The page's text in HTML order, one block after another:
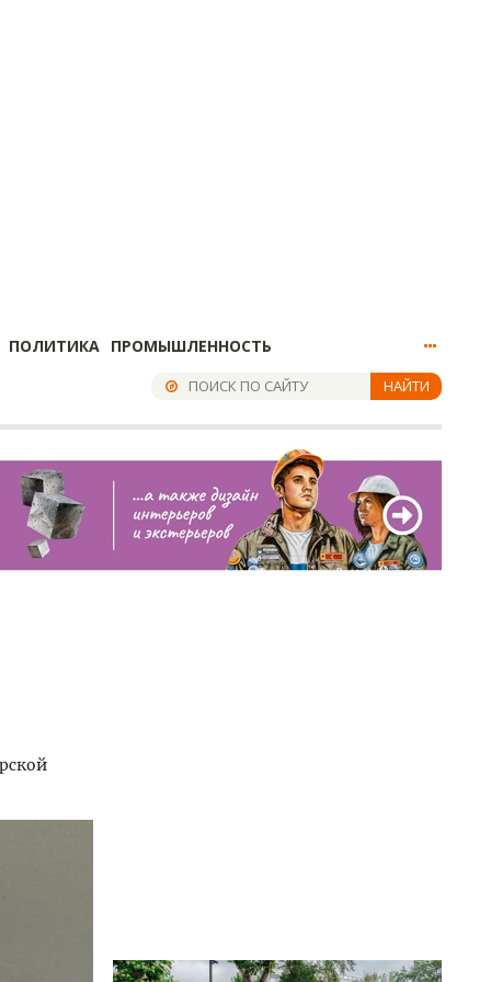
ПОЛИТИКА ПРОМЫШЛЕННОСТЬ
НАЙТИ